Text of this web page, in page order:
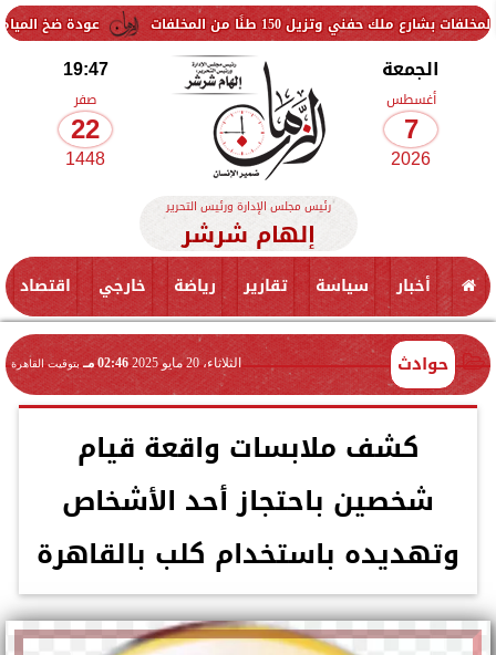
عودة ضخ المياه تدريجيًا 150 طنًا من المخلفات
الجمعة
أغسطس
7
2026
19:47
صفر
22
1448
رئيس مجلس الإدارة ورئيس التحرير
إلهام شرشر
أخبار سياسة تقارير رياضة خارجي اقتصاد
حوادث الثلاثاء، 20 مايو 2025 02:46 مـ بتوقيت القاهرة
كشف ملابسات واقعة قيام
شخصين باحتجاز أحد الأشخاص
وتهديده باستخدام كلب بالقاهرة